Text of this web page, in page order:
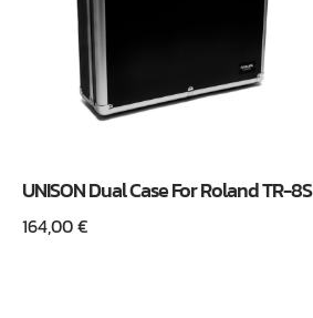
UNISON Dual Case For Roland TR-8S
164,00€